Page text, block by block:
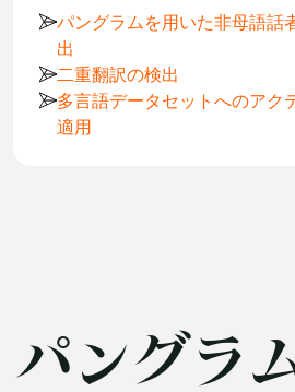
パングラムを用いた非母語話
出
二重翻訳の検出
多言語データセットへのアク
適用
パングラ